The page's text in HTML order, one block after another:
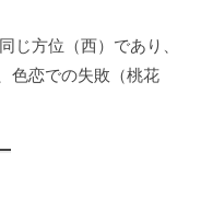
じ方位（西）であり、
色恋での失敗（桃花